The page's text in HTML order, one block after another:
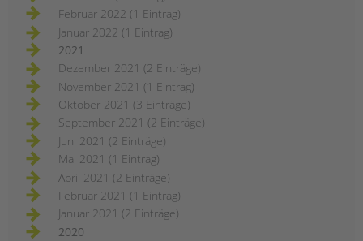
Februar 2022 (1 Eintrag)
Januar 2022 (1 Eintrag)
2021
Dezember 2021 (2 Einträge)
November 2021 (1 Eintrag)
Oktober 2021 (3 Einträge)
September 2021 (2 Einträge)
Juni 2021 (2 Einträge)
Mai 2021 (1 Eintrag)
April 2021 (2 Einträge)
Februar 2021 (1 Eintrag)
Januar 2021 (2 Einträge)
2020